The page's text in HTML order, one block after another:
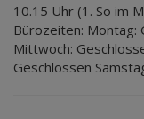
10.15 Uhr (1. So im
Bürozeiten: Montag:
Mittwoch:
Geschlossen